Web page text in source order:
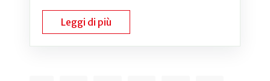
Leggi di più